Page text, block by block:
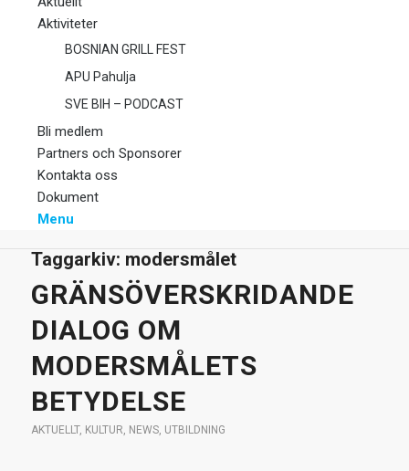
Aktiviteter
BOSNIAN GRILL FEST
APU Pahulja
SVE BIH – PODCAST
Bli medlem
Partners och Sponsorer
Kontakta oss
Dokument
Menu
Taggarkiv: modersmålet
GRÄNSÖVERSKRIDANDE
DIALOG OM
MODERSMÅLETS
BETYDELSE
AKTUELLT, KULTUR, NEWS, UTBILDNING